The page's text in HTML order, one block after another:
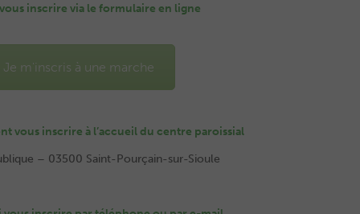
inscrire via le formulaire en ligne
Je m'inscris à une marche
vous inscrire à l’accueil du centre paroissial
– 03500 Saint-Pourçain-sur-Sioule